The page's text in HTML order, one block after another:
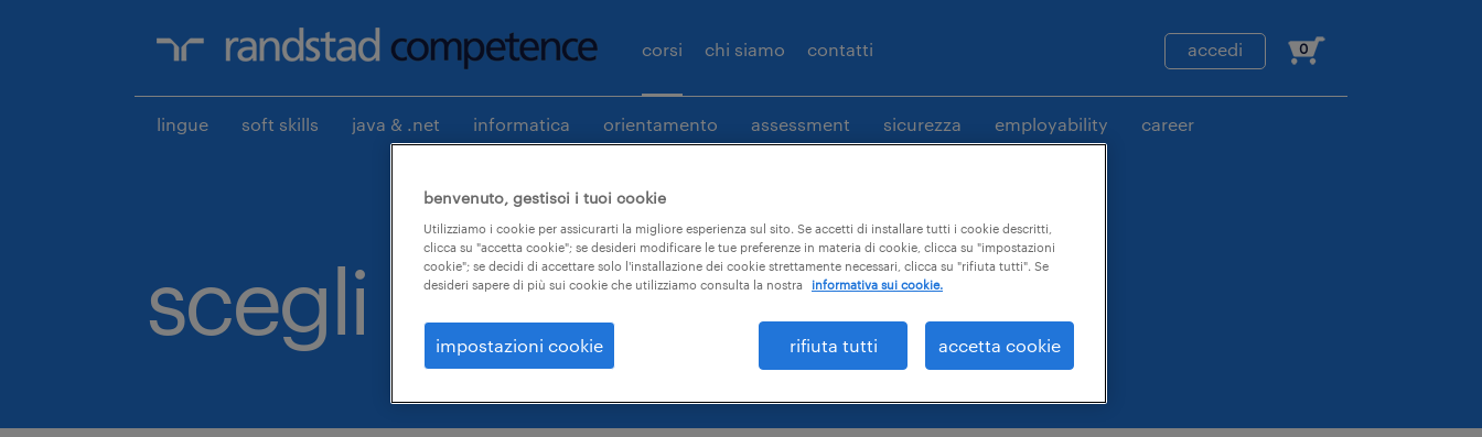
accedi 0
corsi chi siamo contatti
lingue soft skills java & .net informatica orientamento assessment sicurezza employability career
scegli qui il tuo corso.
benvenuto, gestisci i tuoi cookie
Utilizziamo i cookie per assicurarti la migliore esperienza sul sito. Se accetti di installare tutti i cookie descritti,
clicca su "accetta cookie"; se desideri modificare le tue preferenze in materia di cookie, clicca su "impostazioni
cookie"; se decidi di accettare solo l'installazione dei cookie strettamente necessari, clicca su "rifiuta tutti". Se
desideri sapere di più sui cookie che utilizziamo consulta la nostra
informativa sui cookie.
impostazioni cookie rifiuta tutti accetta cookie